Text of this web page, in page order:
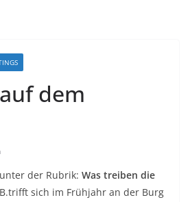
dem
der Rubrik: Was treiben die
sich im Frühjahr an der Burg